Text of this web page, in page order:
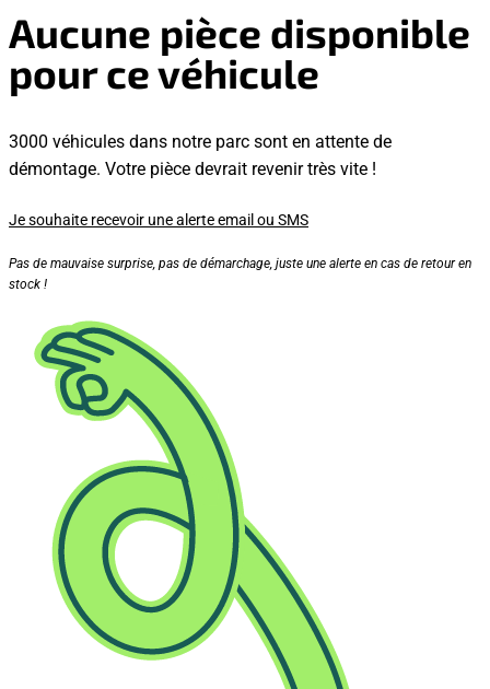
Aucune pièce disponible
pour ce véhicule
3000 véhicules dans notre parc sont en attente de
démontage. Votre pièce devrait revenir très vite !
Je souhaite recevoir une alerte email ou SMS
Pas de mauvaise surprise, pas de démarchage, juste une alerte en cas de retour en
stock !